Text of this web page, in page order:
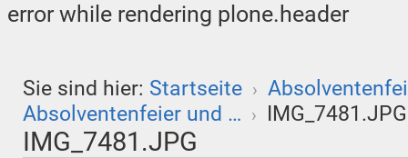
error while rendering plone.header
Sie sind hier: Startseite ›
Absolventenfeier und … › IMG_7481.JPG
IMG_7481.JPG